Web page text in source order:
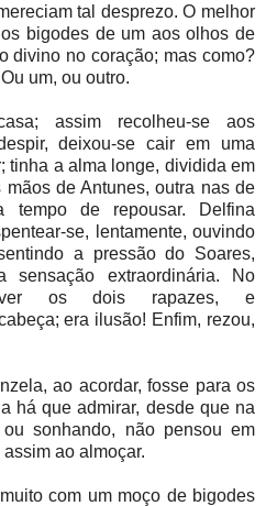
tal desprezo. O melhor
bigodes de um aos olhos de
divino no coração; mas como?
um, ou outro.
assim recolheu-se aos
deixou-se cair em uma
tinha a alma longe, dividida em
de Antunes, outra nas de
tempo de repousar. Delfina
se, lentamente, ouvindo
a pressão do Soares,
sensação extraordinária. No
ver os dois rapazes, e
era ilusão! Enfim, rezou,
ao acordar, fosse para os
há que admirar, desde que na
sonhando, não pensou em
ao almoçar.
com um moço de bigodes